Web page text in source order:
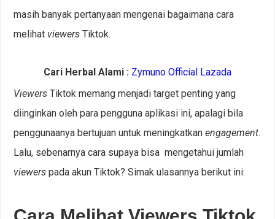
masih banyak pertanyaan mengenai bagaimana cara
melihat viewersTiktok.
Cari Herbal Alami : Zymuno Official Lazada
ViewersTiktok memang menjadi target penting yang
diinginkan oleh para pengguna aplikasi ini, apalagi bila
penggunaanya bertujuan untuk meningkatkanengagement.
Lalu, sebenarnya cara supaya bisa mengetahui jumlah
viewerspada akun Tiktok? Simak ulasannya berikut ini: